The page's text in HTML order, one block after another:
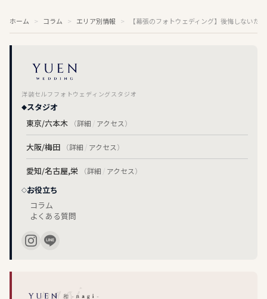
ホーム コラム エリア別情報 【幕張のフォトウェディング】後悔しないた
洋装セルフフォトウェディングスタジオ
スタジオ
東京/六本木
（詳細 / アクセス）
大阪/梅田 （詳細 / アクセス）
愛知/名古屋,栄 （詳細 / アクセス）
お役立ち
コラム
よくある質問